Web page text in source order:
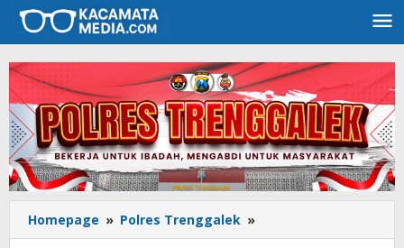
Lewati
konten
Homepage » Polres Trenggalek »
Trenggalek